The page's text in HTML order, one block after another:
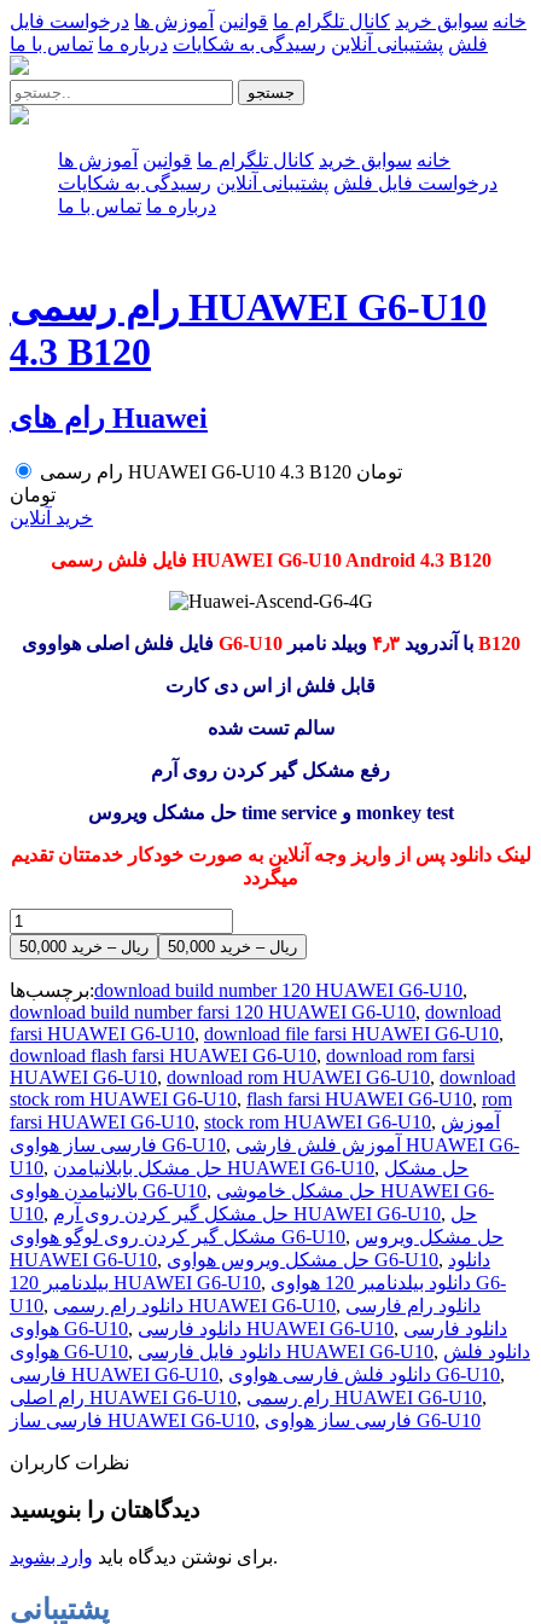
خانه سوابق خرید کانال تلگرام ما قوانین آموزش ها درخواست فایل
فلش پشتیبانی آنلاین رسیدگی به شکایات درباره ما تماس با ما
جستجو
خانه سوابق خرید کانال تلگرام ما قوانین آموزش ها
درخواست فایل فلش پشتیبانی آنلاین رسیدگی به شکایات
درباره ما تماس با ما
رام رسمی HUAWEI G6-U10
4.3 B120
رام های Huawei
رام رسمی HUAWEI G6-U10 4.3 B120 تومان
تومان
خرید آنلاین
فایل فلش رسمی HUAWEI G6-U10 Android 4.3 B120
فایل فلش اصلی هواووی G6-U10 با آندروید۴٫۳ وبیلد نامبر B120
قابل فلش از اس دی کارت
سالم تست شده
رفع مشکل گیر کردن روی آرم
حل مشکل ویروس time service و monkey test
لینک دانلود پس از واریز وجه آنلاین به صورت خودکار خدمتتان تقدیم
میگردد
50,000 ریال – خرید
برچسب‌ها:download build number 120 HUAWEI G6-U10,
download build number farsi 120 HUAWEI G6-U10, download
farsi HUAWEI G6-U10, download file farsi HUAWEI G6-U10,
download flash farsi HUAWEI G6-U10, download rom farsi
HUAWEI G6-U10, download rom HUAWEI G6-U10, download
stock rom HUAWEI G6-U10, flash farsi HUAWEI G6-U10, rom
farsi HUAWEI G6-U10, stock rom HUAWEI G6-U10, آموزش
فارسی ساز هواوی G6-U10, آموزش فلش فارشی HUAWEI G6-
U10, حل مشکل بابلانیامدن HUAWEI G6-U10, حل مشکل
بالانیامدن هواوی G6-U10, حل مشکل خاموشی HUAWEI G6-
U10, حل مشکل گیر کردن روی آرم HUAWEI G6-U10, حل
مشکل گیر کردن روی لوگو هواوی G6-U10, حل مشکل ویروس
HUAWEI G6-U10, حل مشکل ویروس هواوی G6-U10, دانلود
بیلدنامبر 120 HUAWEI G6-U10, دانلود بیلدنامبر 120 هواوی G6-
U10, دانلود رام رسمی HUAWEI G6-U10, دانلود رام فارسی
هواوی G6-U10, دانلود فارسی HUAWEI G6-U10, دانلود فارسی
هواوی G6-U10, دانلود فایل فارسی HUAWEI G6-U10, دانلود فلش
فارسی HUAWEI G6-U10, دانلود فلش فارسی هواوی G6-U10,
رام اصلی HUAWEI G6-U10, رام رسمی HUAWEI G6-U10,
فارسی ساز HUAWEI G6-U10, فارسی ساز هواوی G6-U10
نظرات کاربران
دیدگاهتان را بنویسید
برای نوشتن دیدگاه باید وارد بشوید .
پشتیبانی